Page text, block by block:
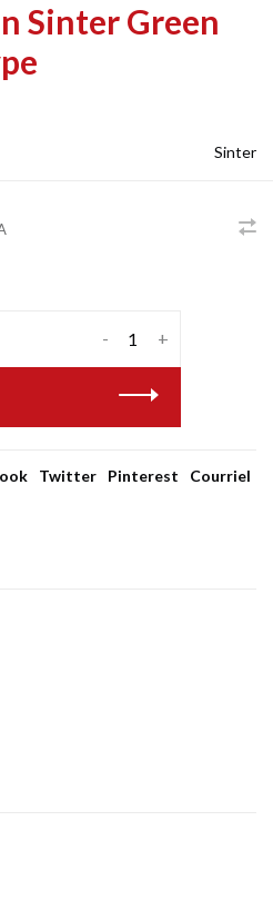
Sinter Green
Sinter
+
-
Twitter Pinterest Courriel